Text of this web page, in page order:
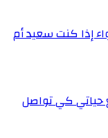
إذا كنت سعيد أم
حياتي كي تواصل